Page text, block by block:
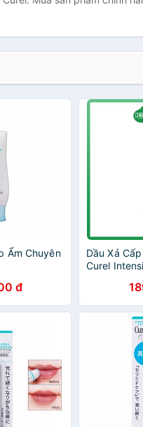
Ẩm Chuyên
đ
Dầu Xả
Curel